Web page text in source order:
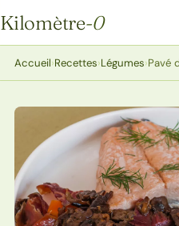
Kilomètre-0
Kilomètre-0
Accueil›Recettes›Légumes›